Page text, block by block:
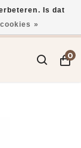
0
Is dat
»